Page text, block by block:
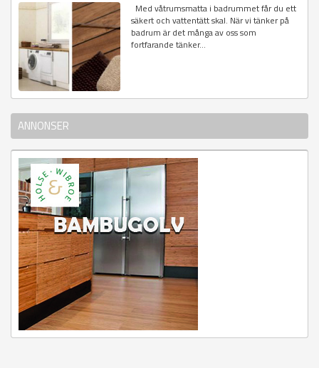
Med våtrumsmatta i badrummet får du ett
säkert och vattentätt skal. När vi tänker på
badrum är det många av oss som
fortfarande tänker...
ANNONSER